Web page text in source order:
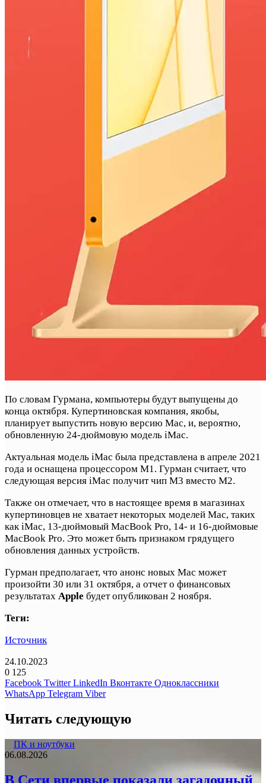
По словам Гурмана, компьютеры будут выпущены до
конца октября. Купертиновская компания, якобы,
планирует выпустить новую версию Mac, и, вероятно,
обновленную 24-дюймовую модель iMac.
Актуальная модель iMac была представлена в апреле 2021
года и оснащена процессором M1. Гурман считает, что
следующая версия iMac получит чип M3 вместо M2.
Также он отмечает, что в настоящее время в магазинах
купертиновцев не хватает некоторых моделей Mac, таких
как iMac, 13-дюймовый MacBook Pro, 14- и 16-дюймовые
MacBook Pro. Это может быть признаком грядущего
обновления данных устройств.
Гурман предполагает, что анонс новых Mac может
произойти 30 или 31 октября, а отчет о финансовых
результатах Apple будет опубликован 2 ноября.
Теги:
Источник
24.10.2023
0 125
Facebook Twitter LinkedIn Вконтакте Одноклассники
WhatsApp Telegram Viber
Читать следующую
ПК и ноутбуки
06.08.2026
В Сети впервые показали загадочный